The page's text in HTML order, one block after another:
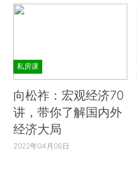
私房课
向松祚：宏观经济70
讲，带你了解国内外
经济大局
2022年04月06日